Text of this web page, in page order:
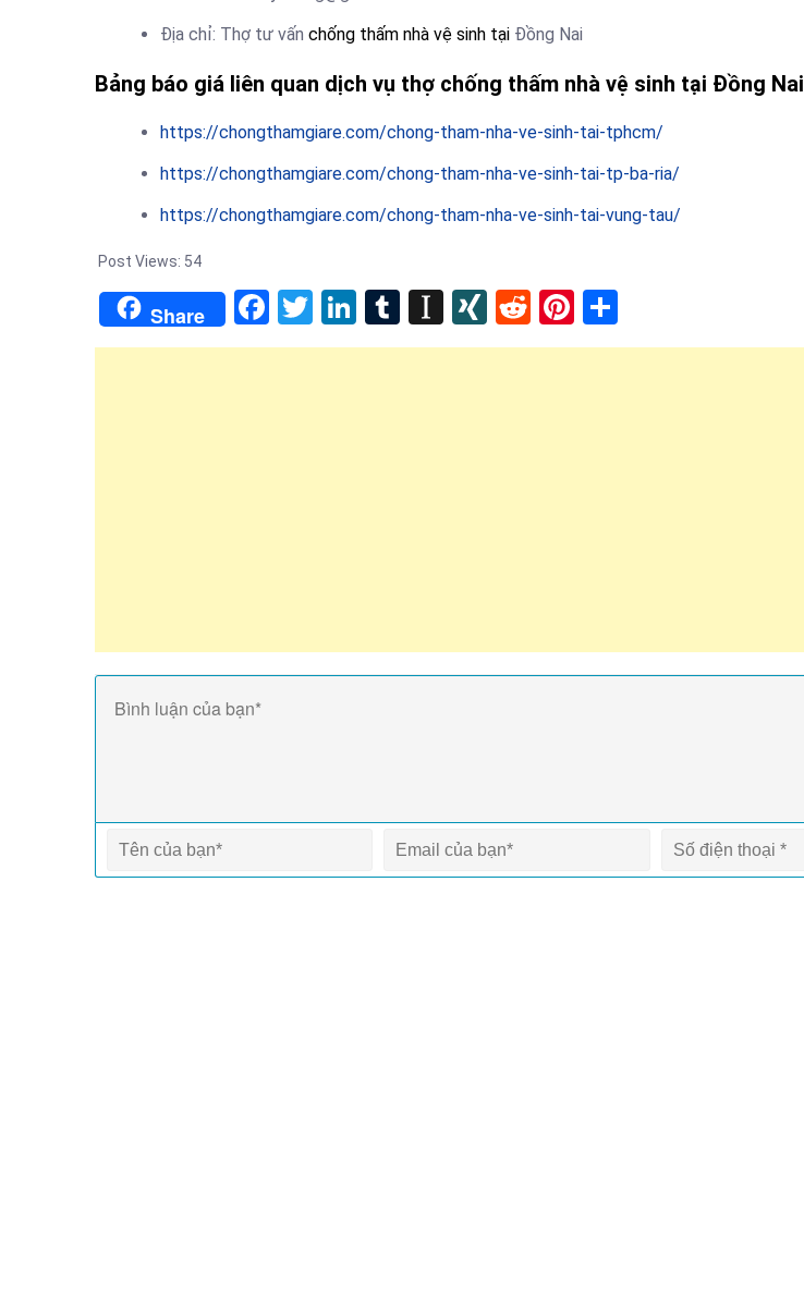
Địa chỉ: Thợ tư vấn chống thấm nhà vệ sinh tại Đồng Nai
Bảng báo giá liên quan dịch vụ thợ chống thấm nhà vệ sinh tại Đồng Nai
https://chongthamgiare.com/chong-tham-nha-ve-sinh-tai-tphcm/
https://chongthamgiare.com/chong-tham-nha-ve-sinh-tai-tp-ba-ria/
https://chongthamgiare.com/chong-tham-nha-ve-sinh-tai-vung-tau/
Post Views: 54
Share Facebook
TwitterLinkedIn
Tumblr
Instapaper
XINGRedditPinterest